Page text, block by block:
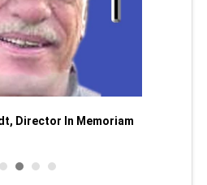
Director In Memoriam